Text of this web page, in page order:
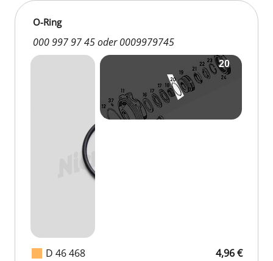
D 46 468
O-Ring
000 997 97 45 oder 0009979745
4,96 €